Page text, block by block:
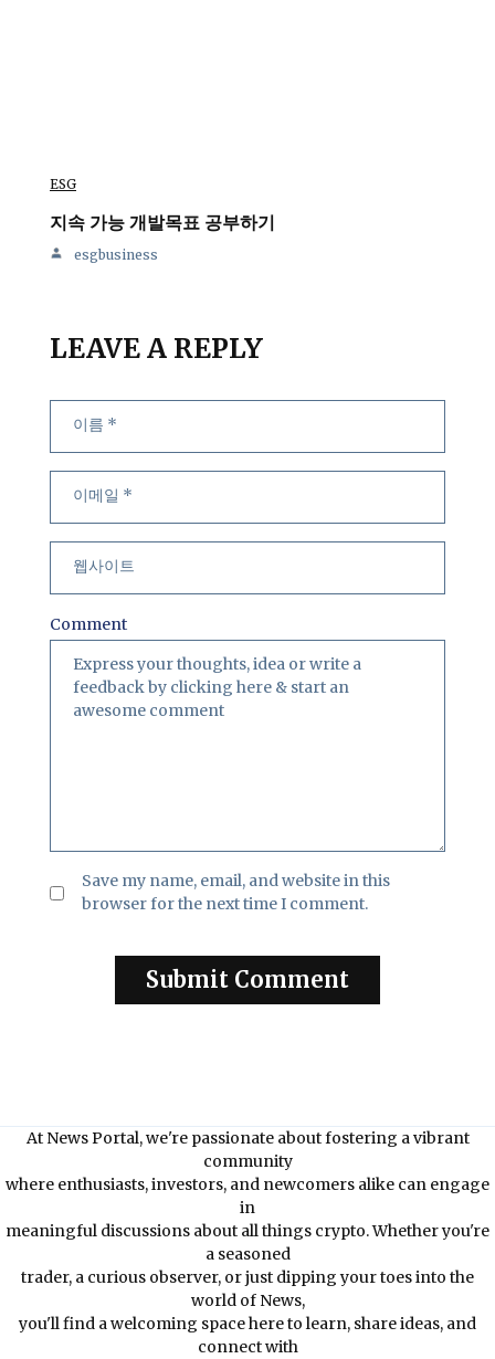
ESG
지속 가능 개발목표 공부하기
esgbusiness
LEAVE A REPLY
Comment
Save my name, email, and website in this
browser for the next time I comment.
At News Portal, we're passionate about fostering a vibrant
community
where enthusiasts, investors, and newcomers alike can engage
in
meaningful discussions about all things crypto. Whether you're
a seasoned
trader, a curious observer, or just dipping your toes into the
world of News,
you'll find a welcoming space here to learn, share ideas, and
connect with